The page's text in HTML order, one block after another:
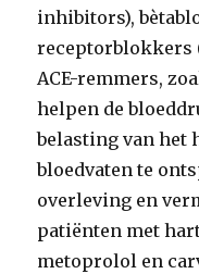
inhibitors),
receptorblokkers
ACE-remmers,
helpen de
belasting van het
bloedvaten te
overleving en
patiënten met
metoprolol en